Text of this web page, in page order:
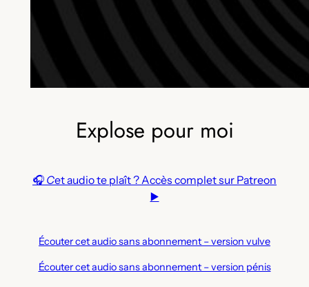
Explose pour moi
🎧 Cet audio te plaît ? Accès complet sur Patreon
▶️
Écouter cet audio sans abonnement – version vulve
Écouter cet audio sans abonnement – version pénis